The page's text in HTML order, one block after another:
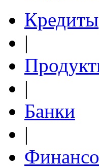
Кредиты
|
|
Банки
|